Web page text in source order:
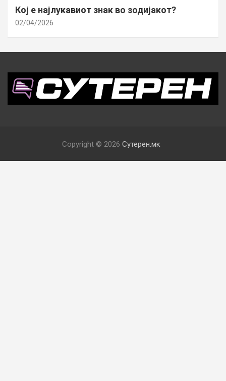
Кој е најлукавиот знак во зодијакот?
02/04/2026
Copyright © 2026 Сутерен.мк